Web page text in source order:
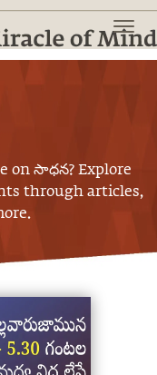
onసాధన? Explore
through articles,